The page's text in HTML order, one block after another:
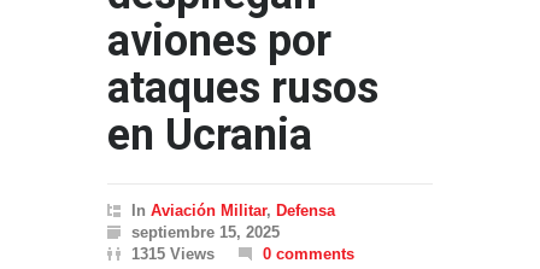
aviones por
ataques rusos
en Ucrania
In Aviación Militar, Defensa
septiembre 15, 2025
1315 Views
0 comments